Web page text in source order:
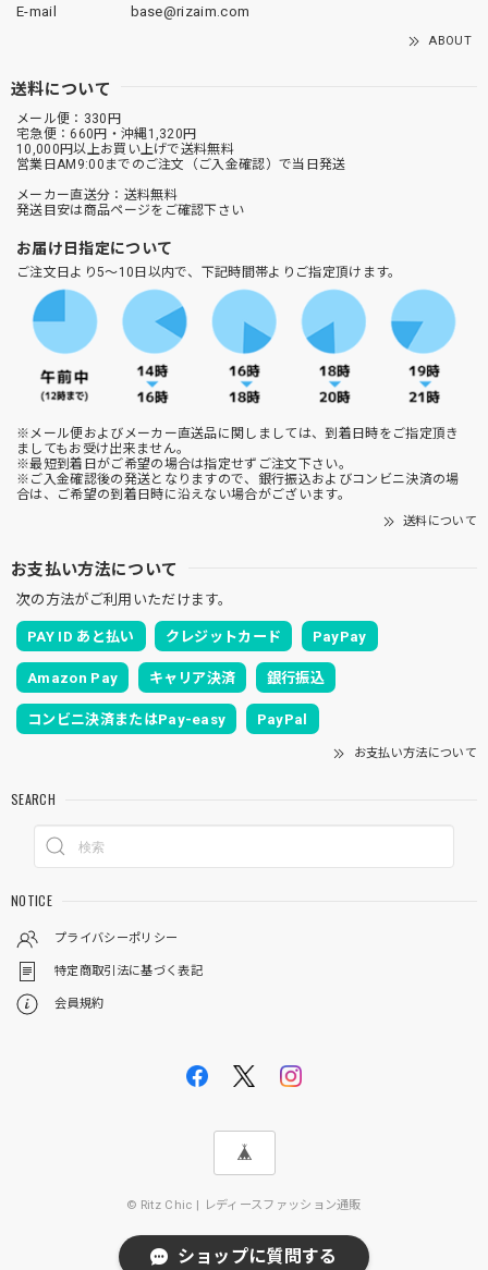
E-mail
base@rizaim.com
ABOUT
送料について
メール便：330円
宅急便：660円・沖縄1,320円
10,000円以上お買い上げで送料無料
営業日AM9:00までのご注文（ご入金確認）で当日発送
メーカー直送分：送料無料
発送目安は商品ページをご確認下さい
お届け日指定について
ご注文日より5～10日以内で、下記時間帯よりご指定頂けます。
※メール便およびメーカー直送品に関しましては、到着日時をご指定頂き
ましてもお受け出来ません。
※最短到着日がご希望の場合は指定せずご注文下さい。
※ご入金確認後の発送となりますので、銀行振込およびコンビニ決済の場
合は、ご希望の到着日時に沿えない場合がございます。
送料について
お支払い方法について
次の方法がご利用いただけます。
PAY ID あと払い クレジットカード PayPay
Amazon Pay キャリア決済 銀行振込
コンビニ決済またはPay-easy PayPal
お支払い方法について
SEARCH
NOTICE
プライバシーポリシー
特定商取引法に基づく表記
会員規約
© Ritz Chic | レディースファッション通販
ショップに質問する